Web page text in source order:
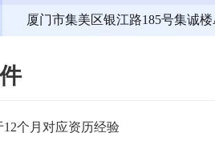
厦门市集美区银江路185号集诚
12个月对应资历经验